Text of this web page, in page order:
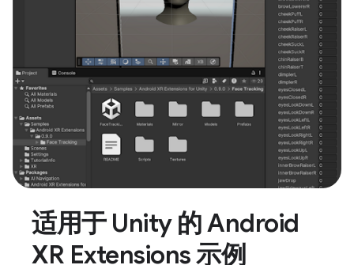
适用于 Unity 的 Android
XR Extensions 示例